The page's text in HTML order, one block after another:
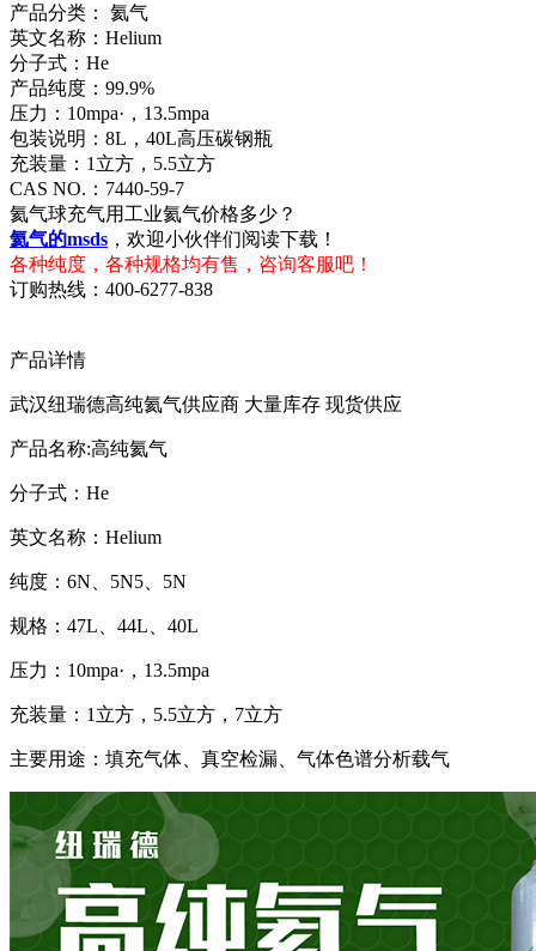
产品分类： 氦气
英文名称：Helium
分子式：He
产品纯度：99.9%
压力：10mpa·，13.5mpa
包装说明：8L，40L高压碳钢瓶
充装量：1立方，5.5立方
CAS NO.：7440-59-7
氦气球充气用工业氦气价格多少？
氦气的msds ，欢迎小伙伴们阅读下载！
各种纯度，各种规格均有售，咨询客服吧！
订购热线： 400-6277-838
产品详情
武汉纽瑞德高纯氦气供应商 大量库存 现货供应
产品名称:高纯氦气
分子式：He
英文名称：Helium
纯度：6N、5N5、5N
规格：47L、44L、40L
压力：10mpa·，13.5mpa
充装量：1立方，5.5立方，7立方
主要用途：填充气体、真空检漏、气体色谱分析载气